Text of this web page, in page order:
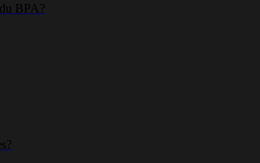
BPA?